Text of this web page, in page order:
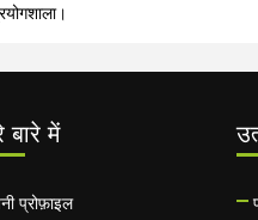
बारे में
प्रोफ़ाइल